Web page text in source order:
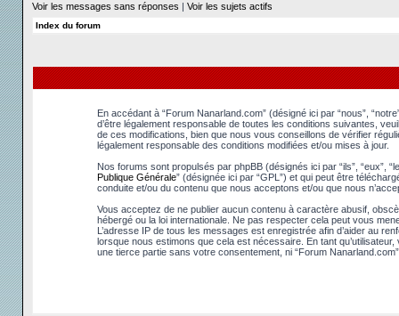
Voir les messages sans réponses | Voir les sujets actifs
Index du forum
En accédant à “Forum Nanarland.com” (désigné ici par “nous”,
d’être légalement responsable de toutes les conditions suivantes,
de ces modifications, bien que nous vous conseillons de vérifier
légalement responsable des conditions modifiées et/ou mises à jour.
Nos forums sont propulsés par phpBB (désignés ici par “ils”, “eux”,
Publique Générale” (désignée ici par “GPL”) et qui peut être
conduite et/ou du contenu que nous acceptons et/ou que nous
Vous acceptez de ne publier aucun contenu à caractère abusif,
hébergé ou la loi internationale. Ne pas respecter cela peut vous
L’adresse IP de tous les messages est enregistrée afin d’aider au
lorsque nous estimons que cela est nécessaire. En tant
une tierce partie sans votre consentement, ni “Forum